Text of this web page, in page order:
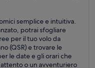
semplice e intuitiva.
potrai sfogliare
per il tuo volo da
(QSR) e trovare le
le date e gli orari che
o un avventuriero